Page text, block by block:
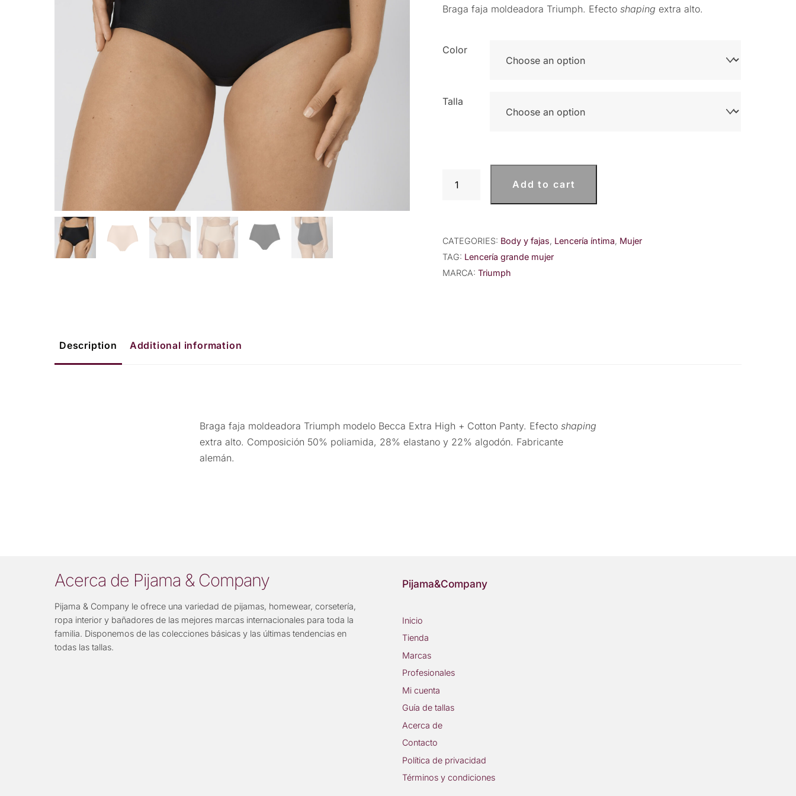
Braga faja moldeadora Triumph. Efectoshaping extra alto.
Color
Talla
faja
moldeadora
Add to cart
CATEGORIES: Body y fajas, Lencería íntima, Mujer
TAG: Lencería grande mujer
MARCA:Triumph
Description Additional information
Braga faja moldeadora Triumph modelo Becca Extra High + Cotton Panty. Efecto shaping
extra alto. Composición 50% poliamida, 28% elastano y 22% algodón. Fabricante
alemán.
Acerca de Pijama & Company
Pijama & Company le ofrece una variedad de pijamas, homewear, corsetería,
ropa interior y bañadores de las mejores marcas internacionales para toda la
familia. Disponemos de las colecciones básicas y las últimas tendencias en
todas las tallas.
Pijama&Company
Inicio
Tienda
Marcas
Profesionales
Mi cuenta
Guía de tallas
Acerca de
Contacto
Política de privacidad
Términos y condiciones